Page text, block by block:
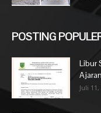
POSTING
Libur
Juli